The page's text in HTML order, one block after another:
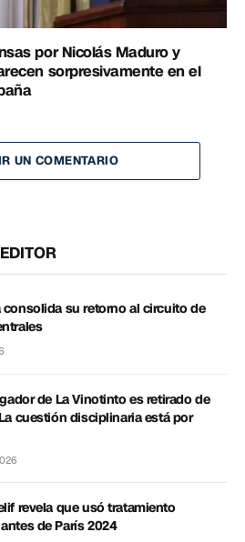
por Nicolás Maduro y
sorpresivamente en el
UN COMENTARIO
consolida su retorno al circuito de
de La Vinotinto es retirado de
cuestión disciplinaria está por
revela que usó tratamiento
de París 2024